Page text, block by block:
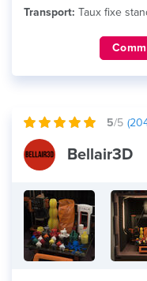
Transport: Taux fixe
5/5 (
Bellair3D